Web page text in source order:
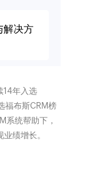
解决方
14年入选
福布斯CRM榜
系统帮助下，
绩增长。